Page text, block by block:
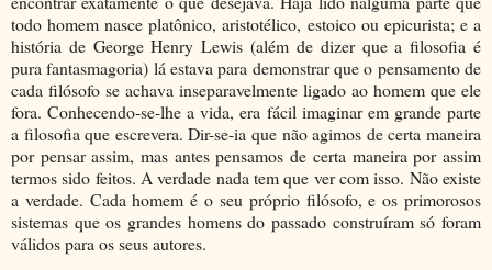
todo homem nasce platônico, aristotélico, estoico ou epicurista; e a
história de George Henry Lewis (além de dizer que a filosofia é
pura fantasmagoria) lá estava para demonstrar que o pensamento de
cada filósofo se achava inseparavelmente ligado ao homem que ele
fora. Conhecendo-se-lhe a vida, era fácil imaginar em grande parte
a filosofia que escrevera. Dir-se-ia que não agimos de certa maneira
por pensar assim, mas antes pensamos de certa maneira por assim
termos sido feitos. A verdade nada tem que ver com isso. Não existe
a verdade. Cada homem é o seu próprio filósofo, e os primorosos
sistemas que os grandes homens do passado construíram só foram
válidos para os seus autores.